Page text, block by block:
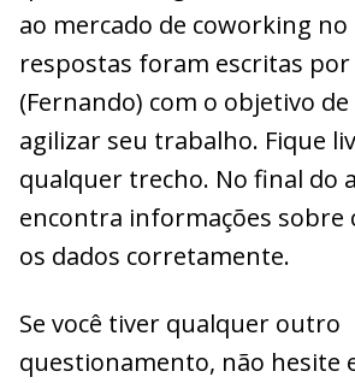
ao mercado de coworking no
respostas foram escritas
(Fernando) com o objetivo
agilizar seu trabalho. Fique
qualquer trecho. No final do
encontra informações sobre
os dados corretamente.
Se você tiver qualquer outro
questionamento, não hesite